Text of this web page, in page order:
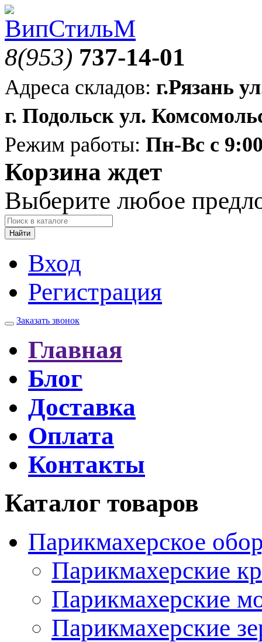
8(953) 737-14-01
Адреса складов: г.Рязань
г. Подольск ул.
Режим работы: Пн-Вс с
Корзина ждет
Выберите любое
Найти
Вход
Регистрация
Заказать звонок
Главная
Блог
Доставка
Оплата
Контакты
Каталог товаров
Парикмахерское
Парикмахерские
Парикмахерские
Парикмахерские